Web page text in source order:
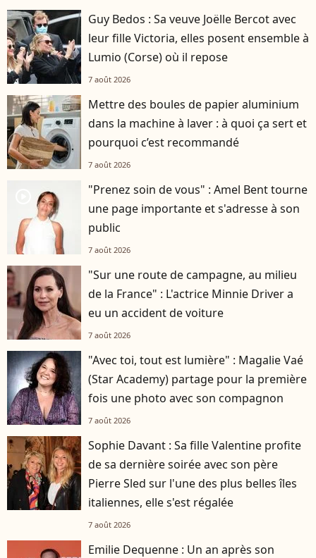
Guy Bedos : Sa veuve Joëlle Bercot avec
leur fille Victoria, elles posent ensemble à
Lumio (Corse) où il repose
7 août 2026
Mettre des boules de papier aluminium
dans la machine à laver : à quoi ça sert et
pourquoi c’est recommandé
7 août 2026
"Prenez soin de vous" : Amel Bent tourne
une page importante et s'adresse à son
public
7 août 2026
"Sur une route de campagne, au milieu
de la France" : L'actrice Minnie Driver a
eu un accident de voiture
7 août 2026
"Avec toi, tout est lumière" : Magalie Vaé
(Star Academy) partage pour la première
fois une photo avec son compagnon
7 août 2026
Sophie Davant : Sa fille Valentine profite
de sa dernière soirée avec son père
Pierre Sled sur l'une des plus belles îles
italiennes, elle s'est régalée
7 août 2026
Emilie Dequenne : Un an après son